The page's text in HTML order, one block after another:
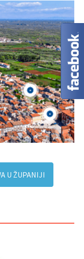
U ŽUPANIJI